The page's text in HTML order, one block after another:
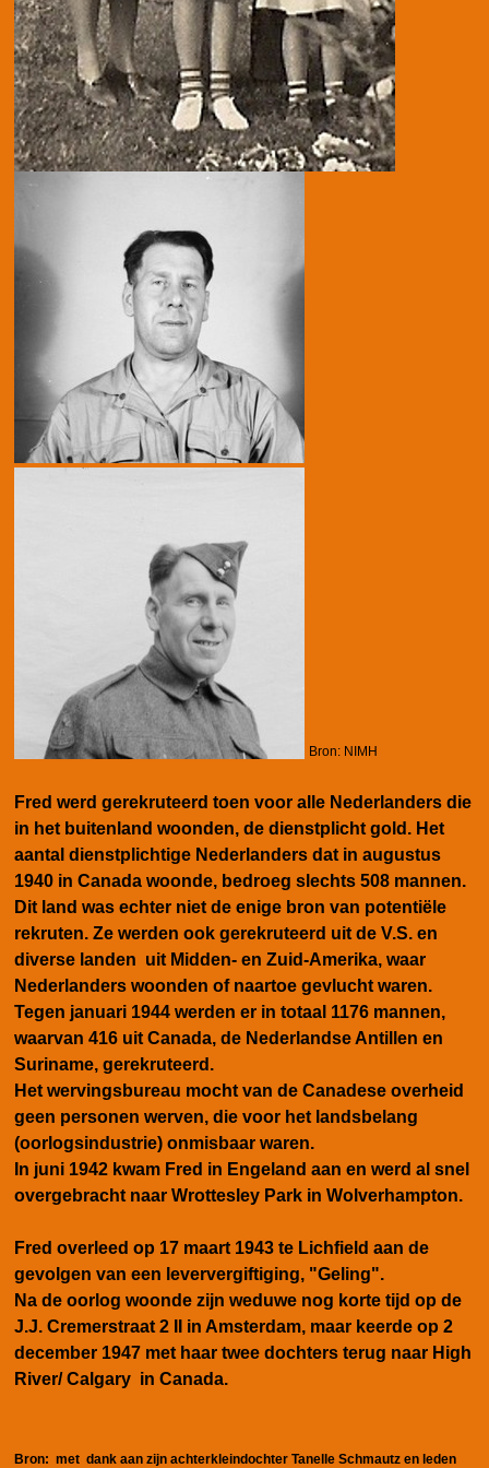
Bron: NIMH
Fred werd gerekruteerd toen voor alle Nederlanders die
in het buitenland woonden, de dienstplicht gold. Het
aantal dienstplichtige Nederlanders dat in augustus
1940 in Canada woonde, bedroeg slechts 508 mannen.
Dit land was echter niet de enige bron van potentiële
rekruten. Ze werden ook gerekruteerd uit de V.S. en
diverse landen uit Midden- en Zuid-Amerika, waar
Nederlanders woonden of naartoe gevlucht waren.
Tegen januari 1944 werden er in totaal 1176 mannen,
waarvan 416 uit Canada, de Nederlandse Antillen en
Suriname, gerekruteerd.
Het wervingsbureau mocht van de Canadese overheid
geen personen werven, die voor het landsbelang
(oorlogsindustrie) onmisbaar waren.
In juni 1942 kwam Fred in Engeland aan en werd al snel
overgebracht naar Wrottesley Park in Wolverhampton.
Fred overleed op 17 maart 1943 te Lichfield aan de
gevolgen van een leververgiftiging, "Geling".
Na de oorlog woonde zijn weduwe nog korte tijd op de
J.J. Cremerstraat 2 II in Amsterdam, maar keerde op 2
december 1947 met haar twee dochters terug naar High
River/ Calgary in Canada.
Bron: met dank aan zijn achterkleindochter Tanelle Schmautz en leden